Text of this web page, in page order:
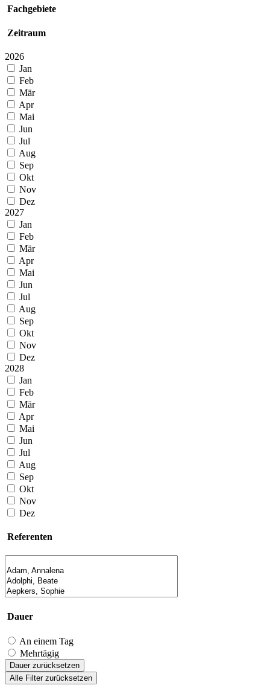
Fachgebiete
Zeitraum
2026
Jan
Feb
Mär
Apr
Mai
Jun
Jul
Aug
Sep
Okt
Nov
Dez
2027
Jan
Feb
Mär
Apr
Mai
Jun
Jul
Aug
Sep
Okt
Nov
Dez
2028
Jan
Feb
Mär
Apr
Mai
Jun
Jul
Aug
Sep
Okt
Nov
Dez
Referenten
Dauer
An einem Tag
Mehrtägig
Dauer zurücksetzen
Alle Filter zurücksetzen